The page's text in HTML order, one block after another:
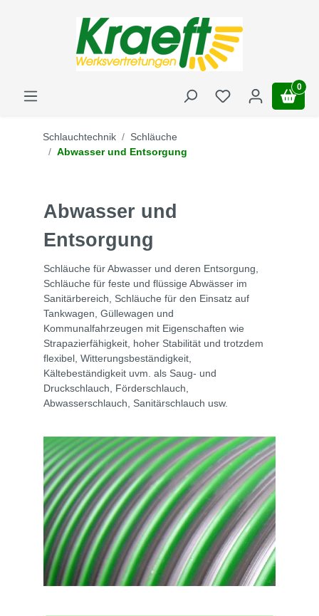
0
Schlauchtechnik
Schläuche
Abwasser und Entsorgung
Abwasser und
Entsorgung
Schläuche für Abwasser und deren Entsorgung,
Schläuche für feste und flüssige Abwässer im
Sanitärbereich, Schläuche für den Einsatz auf
Tankwagen, Güllewagen und
Kommunalfahrzeugen mit Eigenschaften wie
Strapazierfähigkeit, hoher Stabilität und trotzdem
flexibel, Witterungsbeständigkeit,
Kältebeständigkeit uvm. als Saug- und
Druckschlauch, Förderschlauch,
Abwasserschlauch, Sanitärschlauch usw.